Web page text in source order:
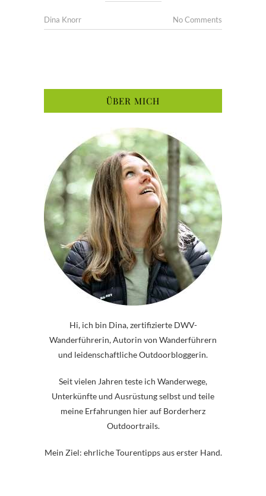
Dina Knorr No Comments
ÜBER MICH
Hi, ich bin Dina, zertifizierte DWV-
Wanderführerin, Autorin von Wanderführern
und leidenschaftliche Outdoorbloggerin.
Seit vielen Jahren teste ich Wanderwege,
Unterkünfte und Ausrüstung selbst und teile
meine Erfahrungen hier auf Borderherz
Outdoortrails.
Mein Ziel: ehrliche Tourentipps aus erster Hand.